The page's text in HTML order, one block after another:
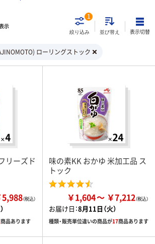
示
絞り込み
1
並び替え 表示切替
ローリングストック
リーズド
5,988
商品あります
味の素KK おかゆ 米加工品 ス
トック
￥1,604 ￥7,212
お届け日：8月11日（火）
種類・販売単位違いの商品が17商品あります